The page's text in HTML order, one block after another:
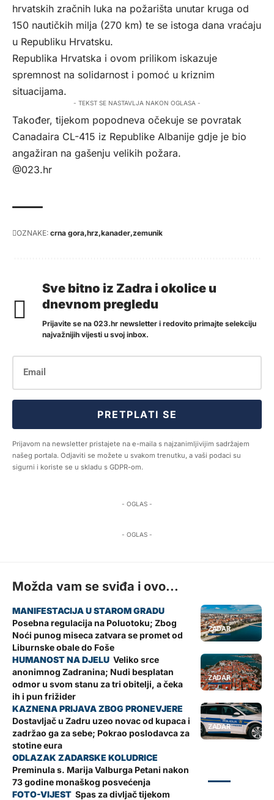
hrvatskih zračnih luka na požarišta unutar kruga od
150 nautičkih milja (270 km) te se istoga dana vraćaju
u Republiku Hrvatsku.
Republika Hrvatska i ovom prilikom iskazuje
spremnost na solidarnost i pomoć u kriznim
situacijama.
- TEKST SE NASTAVLJA NAKON OGLASA -
Također, tijekom popodneva očekuje se povratak
Canadaira CL-415 iz Republike Albanije gdje je bio
angažiran na gašenju velikih požara.
@023.hr
OZNAKE: crna gora hrz kanader zemunik
Sve bitno iz Zadra i okolice u
dnevnom pregledu
Prijavite se na 023.hr newsletter i redovito primajte selekciju
najvažnijih vijesti u svoj inbox.
PRETPLATI SE
Prijavom na newsletter pristajete na e-maila s najzanimljivijim sadržajem
našeg portala. Odjaviti se možete u svakom trenutku, a vaši podaci su
sigurni i koriste se u skladu s GDPR-om.
- OGLAS -
- OGLAS -
Možda vam se sviđa i ovo...
ZADAR
Posebna regulacija na Poluotoku; Zbog
Noći punog miseca zatvara se promet od
Liburnske obale do Foše
ZADAR
Veliko srce
anonimnog Zadranina; Nudi besplatan
odmor u svom stanu za tri obitelji, a čeka
ih i pun frižider
ZADAR
Dostavljač u Zadru uzeo novac od kupaca i
zadržao ga za sebe; Pokrao poslodavca za
stotine eura
Preminula s. Marija Valburga Petani nakon
73 godine monaškog posvećenja
Spas za divljač tijekom